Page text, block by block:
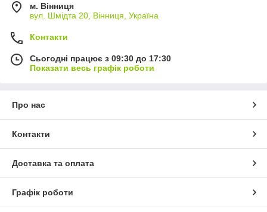
м. Вінниця
вул. Шмідта 20, Вінниця, Україна
Контакти
Сьогодні працює з 09:30 до 17:30
Показати весь графік роботи
Про нас
Контакти
Доставка та оплата
Графік роботи